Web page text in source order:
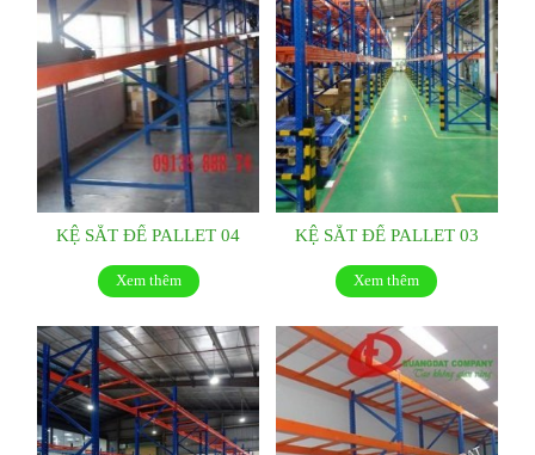
KỆ SẮT ĐỂ PALLET 04
Xem thêm
KỆ SẮT ĐỂ PALLET 03
Xem thêm